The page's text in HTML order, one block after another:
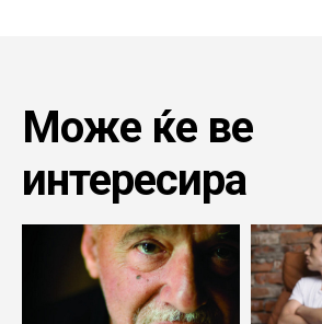
Може ќе ве
интересира